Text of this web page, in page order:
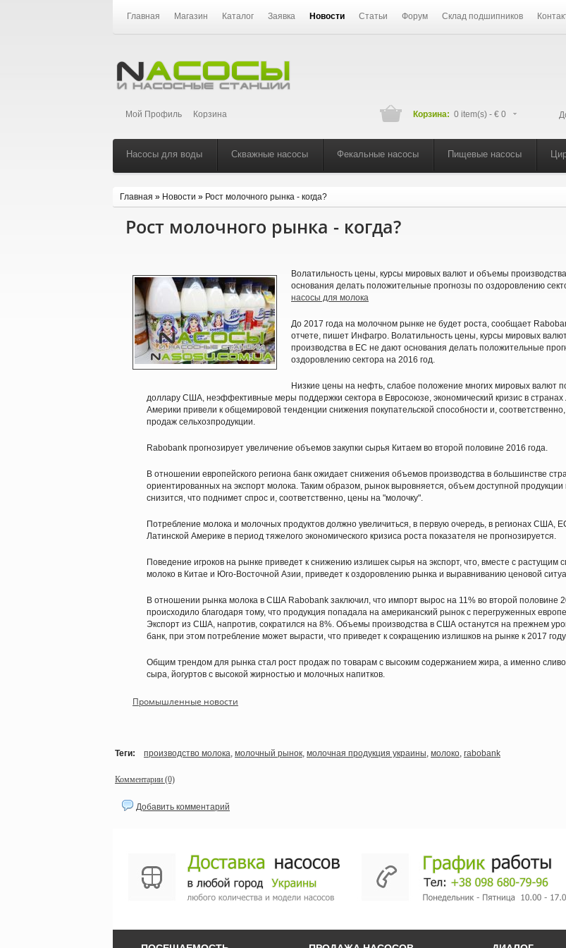
Главная Магазин Каталог Заявка Новости Статьи Форум Склад подшипников
Мой Профиль Корзина Корзина: 0 item(s) - € 0
Насосы для воды Скважные насосы Фекальные насосы Пищевые насосы
Главная » Новости » Рост молочного рынка - когда?
Рост молочного рынка - когда?
Волатильность цены, курсы мировых валют и объемы
основания делать положительные прогнозы по оздоровлению
насосы для молока
До 2017 года на молочном рынке не будет роста, сообщает
отчете, пишет Инфагро. Волатильность цены, курсы мировых
производства в ЕС не дают основания делать положительные
оздоровлению сектора на 2016 год.
Низкие цены на нефть, слабое положение многих мировых валют
доллару США, неэффективные меры поддержки сектора в Евросоюзе, экономический кризис в странах
Америки привели к общемировой тенденции снижения покупательской способности и,
продаж сельхозпродукции.
Rabobank прогнозирует увеличение объемов закупки сырья Китаем во второй половине 2016 года.
В отношении европейского региона банк ожидает снижения объемов производства в большинстве
ориентированных на экспорт молока. Таким образом, рынок выровняется, объем доступной
снизится, что поднимет спрос и, соответственно, цены на "молочку".
Потребление молока и молочных продуктов должно увеличиться, в первую очередь, в регионах США,
Латинской Америке в период тяжелого экономического кризиса роста показателя не прогнозируется.
Поведение игроков на рынке приведет к снижению излишек сырья на экспорт, что, вместе с растущим
молоко в Китае и Юго-Восточной Азии, приведет к оздоровлению рынка и выравниванию ценовой
В отношении рынка молока в США Rabobank заключил, что импорт вырос на 11% во второй половине
происходило благодаря тому, что продукция попадала на американский рынок с перегруженных
Экспорт из США, напротив, сократился на 8%. Объемы производства в США останутся на прежнем
банк, при этом потребление может вырасти, что приведет к сокращению излишков на рынке к 2017
Общим трендом для рынка стал рост продаж по товарам с высоким содержанием жира, а именно
сыра, йогуртов с высокой жирностью и молочных напитков.
Промышленные новости
Теги: производство молока, молочный рынок, молочная продукция украины, молоко, rabobank
Комментарии (0)
Добавить комментарий